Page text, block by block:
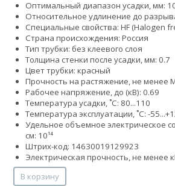
Оптимальный диапазон усадки, мм:
Относительное удлинение до
Специальные свойства: HF (Halogen
Страна происхождения: Россия
Тип трубки: без клеевого слоя
Толщина стенки после усадки, мм: 0.7
Цвет трубки: красный
Прочность на растяжение, не менее
Рабочее напряжение, до (кВ): 0.69
Температура усадки, ˚С: 80...110
Температура эксплуатации, ˚С: -
Удельное объемное электрическое
см: 10¹⁴
Штрих-код: 14630019129923
Электрическая прочность, не менее
В корзину